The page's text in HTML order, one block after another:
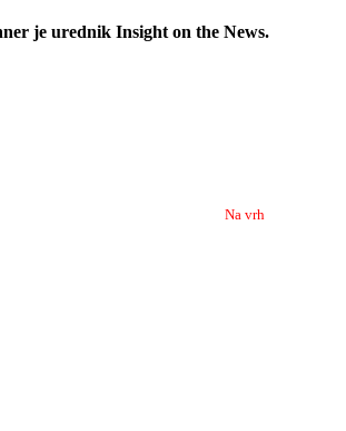
je urednik Insight on the News.
Na vrh